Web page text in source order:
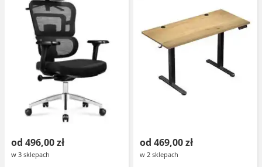
od 496,00 zł
w 3 sklepach
od 469,00 zł
w 2 sklepach